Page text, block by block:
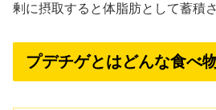
剰に摂取すると体脂肪として蓄積
プデチゲとはどんな食べ